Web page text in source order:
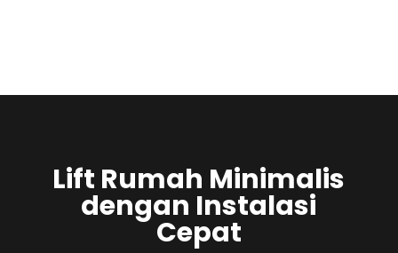
Lift Rumah Minimalis
dengan Instalasi
Cepat